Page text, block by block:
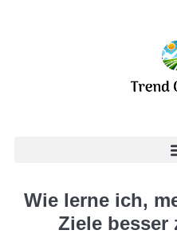
Wie lerne ich,
Ziele besser